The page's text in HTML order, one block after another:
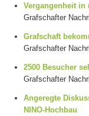
Vergangenheit in
Grafschafter
Grafschaft
Grafschafter
2500 Besucher
Grafschafter
Angeregte
NINO-Hochbau